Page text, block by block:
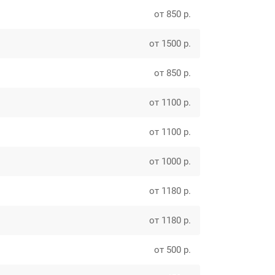
от 850 р.
от 1500 р.
от 850 р.
от 1100 р.
от 1100 р.
от 1000 р.
от 1180 р.
от 1180 р.
от 500 р.